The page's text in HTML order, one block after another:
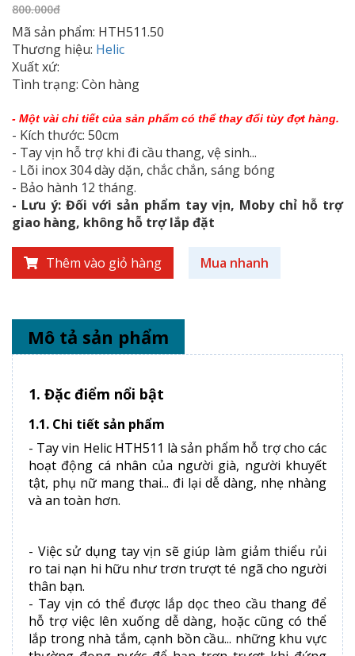
800.000đ
Mã sản phẩm: HTH511.50
Thương hiệu: Helic
Xuất xứ:
Tình trạng: Còn hàng
- Một vài chi tiết của sản phẩm có thể thay đổi tùy đợt hàng.
- Kích thước: 50cm
- Tay vịn hỗ trợ khi đi cầu thang, vệ sinh...
- Lõi inox 304 dày dặn, chắc chắn, sáng bóng
- Bảo hành 12 tháng.
- Lưu ý: Đối với sản phẩm tay vịn, Moby chỉ hỗ trợ
giao hàng, không hỗ trợ lắp đặt
Thêm vào giỏ hàng Mua nhanh
Mô tả sản phẩm
1. Đặc điểm nổi bật
1.1. Chi tiết sản phẩm
- Tay vin Helic HTH511 là sản phẩm hỗ trợ cho các
hoạt động cá nhân của người già, người khuyết
tật, phụ nữ mang thai... đi lại dễ dàng, nhẹ nhàng
và an toàn hơn.
- Việc sử dụng tay vịn sẽ giúp làm giảm thiểu rủi
ro tai nạn hi hữu như trơn trượt té ngã cho người
thân bạn.
- Tay vịn có thể được lắp dọc theo cầu thang để
hỗ trợ việc lên xuống dễ dàng, hoặc cũng có thể
lắp trong nhà tắm, cạnh bồn cầu... những khu vực